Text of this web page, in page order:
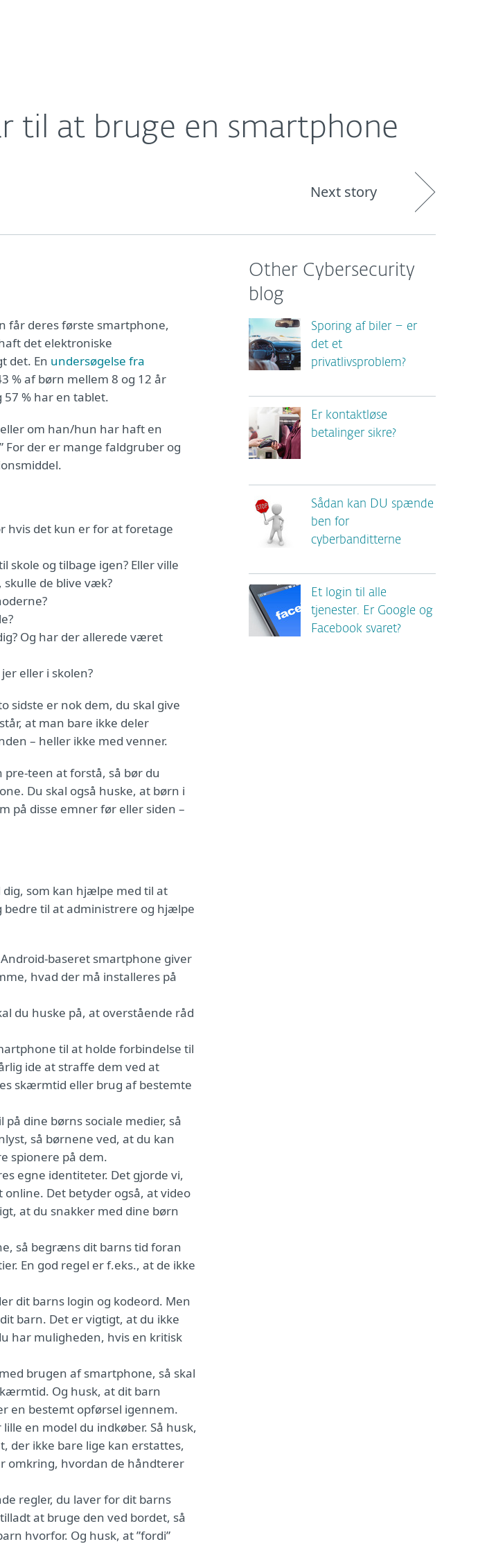
til at bruge en smartphone
Next story
får deres første smartphone,
det elektroniske
det. En undersøgelse fra
% af børn mellem 8 og 12 år
% har en tablet.
om han/hun har haft en
For der er mange faldgruber og
hvis det kun er for at foretage
skole og tilbage igen? Eller ville
de blive væk?
Og har der allerede været
eller i skolen?
sidste er nok dem, du skal give
at man bare ikke deler
– heller ikke med venner.
teen at forstå, så bør du
Du skal også huske, at børn i
på disse emner før eller siden –
som kan hjælpe med til at
bedre til at administrere og hjælpe
baseret smartphone giver
hvad der må installeres på
du huske på, at overstående råd
til at holde forbindelse til
ide at straffe dem ved at
skærmtid eller brug af bestemte
dine børns sociale medier, så
så børnene ved, at du kan
spionere på dem.
egne identiteter. Det gjorde vi,
Det betyder også, at video
at du snakker med dine børn
så begræns dit barns tid foran
En god regel er f.eks., at de ikke
dit barns login og kodeord. Men
barn. Det er vigtigt, at du ikke
har muligheden, hvis en kritisk
brugen af smartphone, så skal
Og husk, at dit barn
en bestemt opførsel igennem.
en model du indkøber. Så husk,
der ikke bare lige kan erstattes,
omkring, hvordan de håndterer
regler, du laver for dit barns
at bruge den ved bordet, så
hvorfor. Og husk, at ”fordi”
Other Cybersecurity
blog
Sporing af biler – er
det et
privatlivsproblem?
Er kontaktløse
betalinger sikre?
Sådan kan DU spænde
ben for
cyberbanditterne
Et login til alle
tjenester. Er Google og
Facebook svaret?